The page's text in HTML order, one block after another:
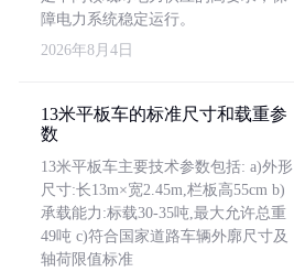
障电力系统稳定运行。
2026年8月4日
13米平板车的标准尺寸和载重参
数
13米平板车主要技术参数包括: a)外形
尺寸:长13m×宽2.45m,栏板高55cm b)
承载能力:标载30-35吨,最大允许总重
49吨 c)符合国家道路车辆外廓尺寸及
轴荷限值标准